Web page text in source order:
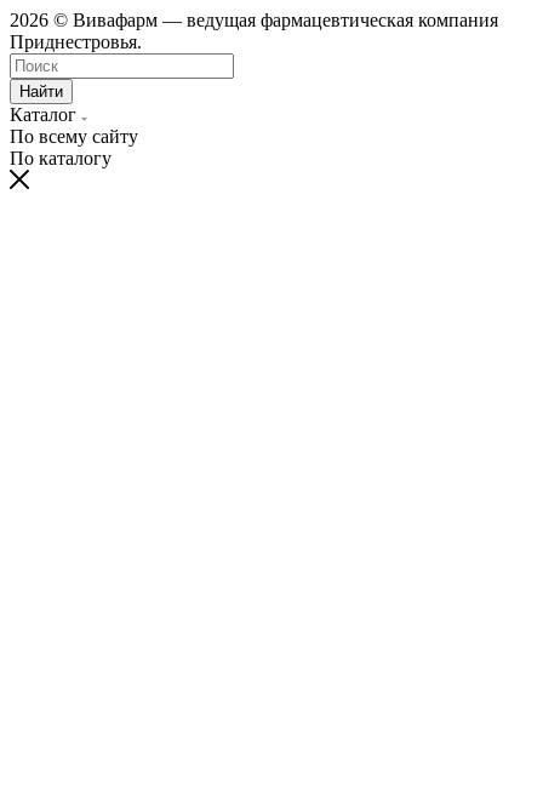
2026 © Вивафарм — ведущая фармацевтическая компания
Приднестровья.
Найти
Каталог
По всему сайту
По каталогу